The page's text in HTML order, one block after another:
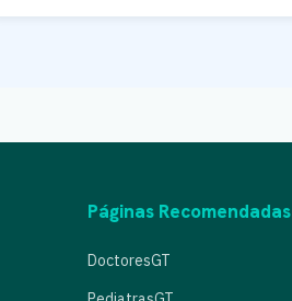
Páginas Recomendadas
DoctoresGT